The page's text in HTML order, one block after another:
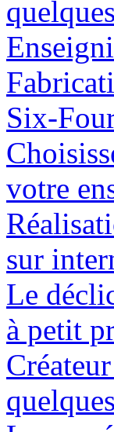
Six-
votre
sur
Le
à petit